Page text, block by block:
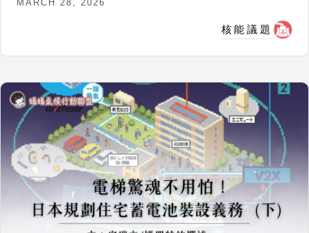
MARCH 28, 2026
核能議題